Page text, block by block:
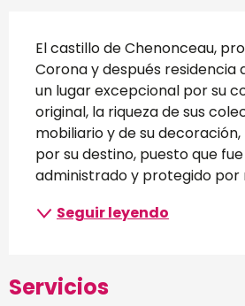
Descripción
El castillo de Chenonceau,
Corona y después residencia
un lugar excepcional por su
original, la riqueza de sus
mobiliario y de su
por su destino, puesto que
administrado y protegido por
Seguir leyendo
Servicios